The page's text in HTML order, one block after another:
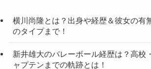
横川尚隆とは？出身や経歴＆彼女の有
のタイプまで！
新井雄大のバレーボール経歴は？高校
ャプテンまでの軌跡とは！